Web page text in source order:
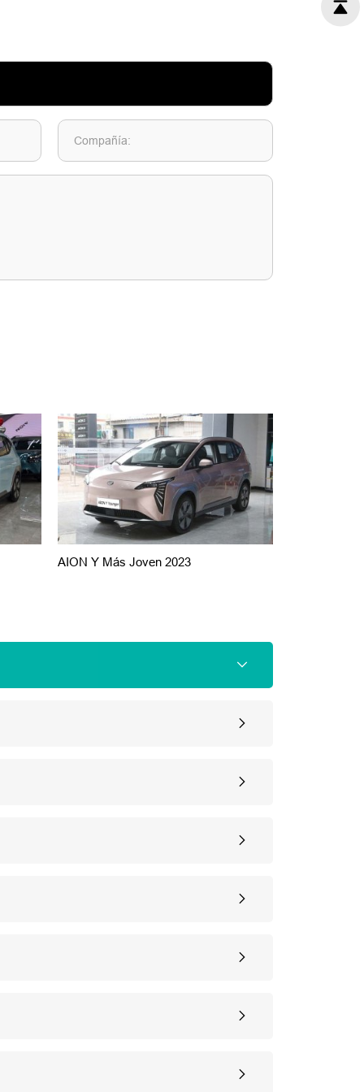
Compañía:
AION Y Más Joven 2023